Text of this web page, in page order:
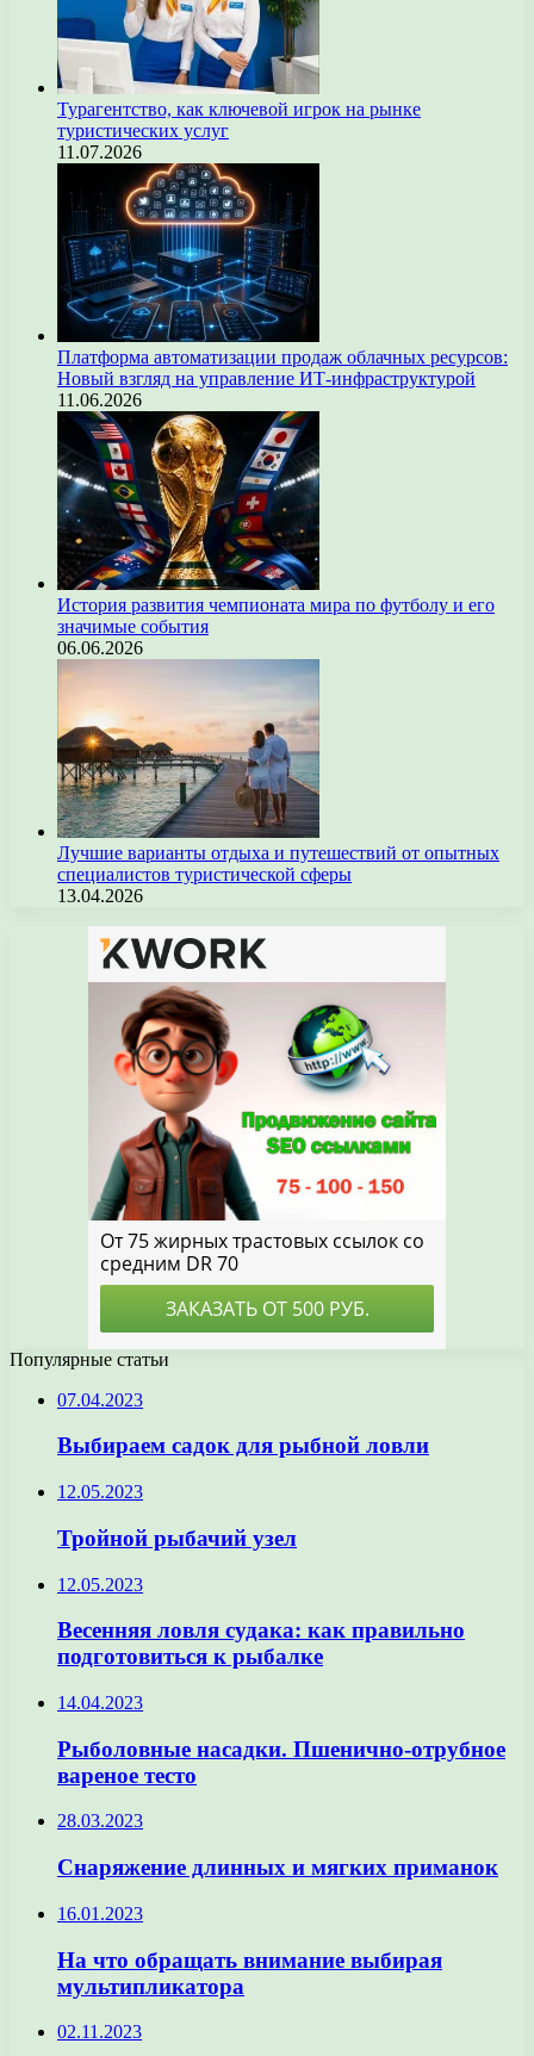
Турагентство, как ключевой игрок на рынке
туристических услуг
11.07.2026
Платформа автоматизации продаж облачных ресурсов:
Новый взгляд на управление ИТ-инфраструктурой
11.06.2026
История развития чемпионата мира по футболу и его
значимые события
06.06.2026
Лучшие варианты отдыха и путешествий от опытных
специалистов туристической сферы
13.04.2026
Популярные статьи
07.04.2023
Выбираем садок для рыбной ловли
12.05.2023
Тройной рыбачий узел
12.05.2023
Весенняя ловля судака: как правильно
подготовиться к рыбалке
14.04.2023
Рыболовные насадки. Пшенично-отрубное
вареное тесто
28.03.2023
Снаряжение длинных и мягких приманок
16.01.2023
На что обращать внимание выбирая
мультипликатора
02.11.2023